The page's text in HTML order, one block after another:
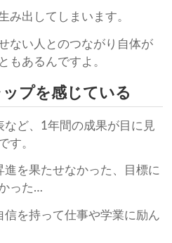
み出してしまいます。
ない人とのつながり自体が
もあるんですよ。
プを感じている
ど、1年間の成果が目に見
す。
を果たせなかった、目標に
った…
を持って仕事や学業に励ん